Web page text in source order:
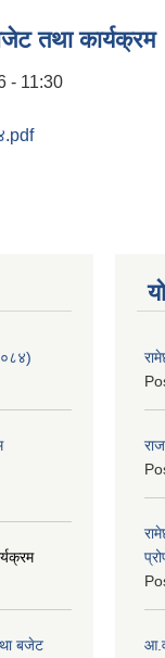
तथा कार्यक्रम
- 11:30
बजेट